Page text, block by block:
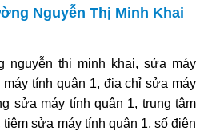
Nguyễn Thị Minh Khai
nguyễn thị minh khai, sửa máy
tính quận 1, địa chỉ sửa máy
sửa máy tính quận 1, trung tâm
sửa máy tính quận 1, số điện